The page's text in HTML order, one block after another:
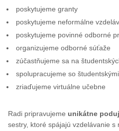
poskytujeme granty
poskytujeme neformálne
poskytujeme povinné odborné
organizujeme odborné súťaže
zúčastňujeme sa na
spolupracujeme so
zriaďujeme virtuálne učebne
Radi pripravujeme unikátne
sestry, ktoré spájajú vzdelávanie s